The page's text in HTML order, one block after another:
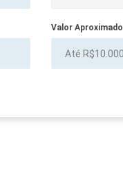
Valor Aproximado